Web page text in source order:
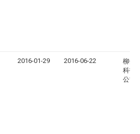
2016-01-29 2016-06-22
柳州
科技
公司